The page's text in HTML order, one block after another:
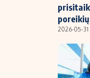
poreikių
2026-05-31